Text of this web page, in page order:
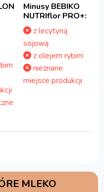
Minusy BEBIKO
NUTRIflor PRO+:
z lecytyną
sojową
z olejem rybim
nieznane
miejsce produkcji
MLEKO